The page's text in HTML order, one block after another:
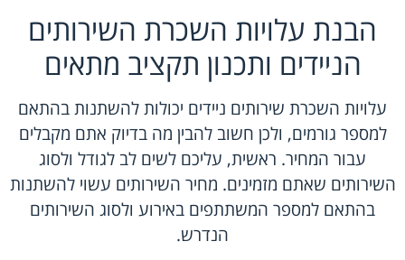
הבנת עלויות השכרת השירותים
הניידים ותכנון תקציב מתאים
עלויות השכרת שירותים ניידים יכולות להשתנות בהתאם
למספר גורמים, ולכן חשוב להבין מה בדיוק אתם מקבלים
עבור המחיר. ראשית, עליכם לשים לב לגודל ולסוג
השירותים שאתם מזמינים. מחיר השירותים עשוי להשתנות
בהתאם למספר המשתתפים באירוע ולסוג השירותים
הנדרש.